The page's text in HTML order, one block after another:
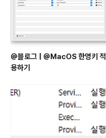
@블로그 | @MacOS 한영키 적
용하기